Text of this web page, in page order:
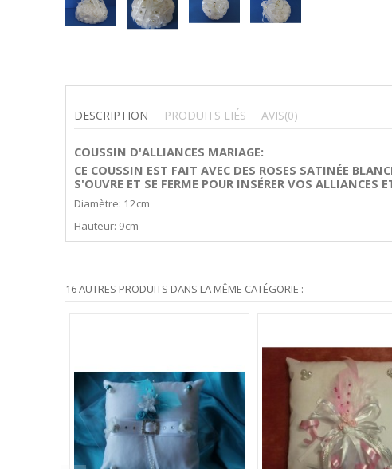
DESCRIPTION PRODUITS LIÉS AVIS(0)
COUSSIN D'ALLIANCES MARIAGE:
CE COUSSIN EST FAIT AVEC DES ROSES SATINÉE
S'OUVRE ET SE FERME POUR INSÉRER VOS ALLIANCES
Diamètre: 12cm
Hauteur: 9cm
16 AUTRES PRODUITS DANS LA MÊME CATÉGORIE :